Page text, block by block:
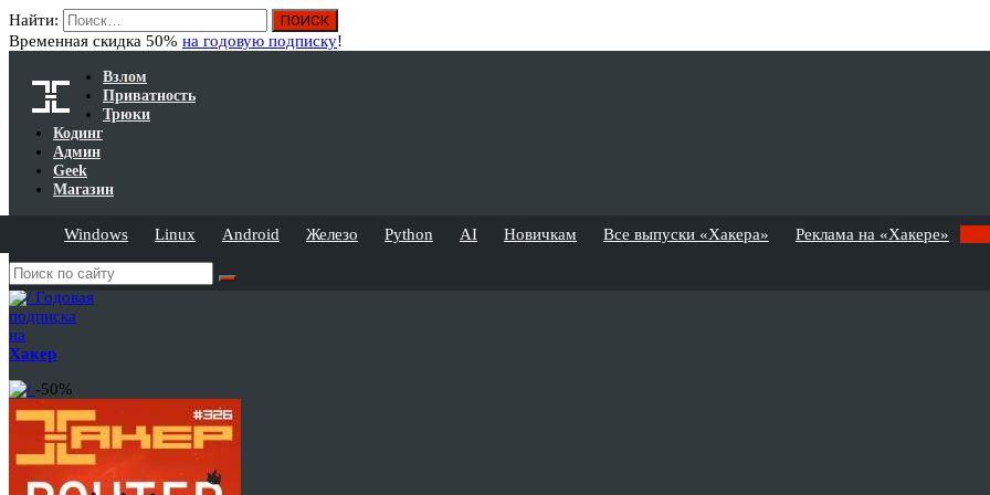
Найти:
Временная скидка 50% на годовую подписку!
Взлом
Приватность
Трюки
Кодинг
Админ
Geek
Магазин
Windows Linux Android Железо Python AI Новичкам Все выпуски «Хакера» Реклама на «Хакере»
Годовая
подписка
на
Хакер
-50%